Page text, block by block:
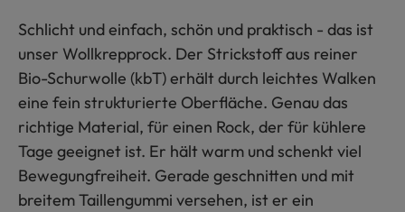
Schlicht und einfach, schön und praktisch - das ist
unser Wollkrepprock. Der Strickstoff aus reiner
Bio-Schurwolle (kbT) erhält durch leichtes Walken
eine fein strukturierte Oberfläche. Genau das
richtige Material, für einen Rock, der für kühlere
Tage geeignet ist. Er hält warm und schenkt viel
Bewegungfreiheit. Gerade geschnitten und mit
breitem Taillengummi versehen, ist er ein